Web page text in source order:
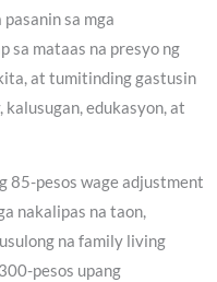
sa mga
sa mataas na presyo ng
at tumitinding gastusin
edukasyon, at
85-pesos wage adjustment
nakalipas na taon,
na family living
pesos upang